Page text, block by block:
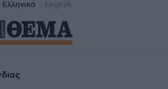
Ελληνικά English